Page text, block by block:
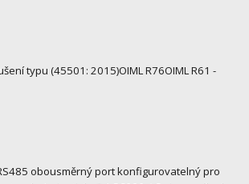
typu (45501: 2015)OIML R76OIML R61 -
obousměrný port konfigurovatelný pro